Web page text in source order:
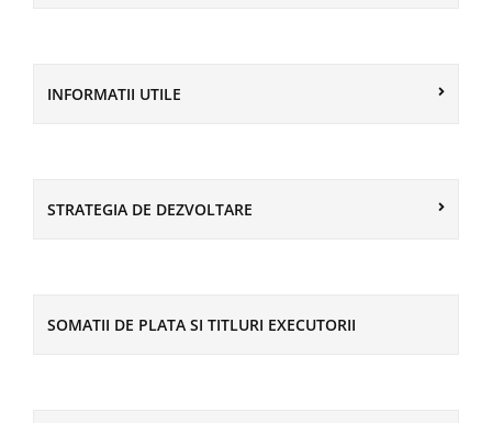
INFORMATII UTILE
STRATEGIA DE DEZVOLTARE
SOMATII DE PLATA SI TITLURI EXECUTORII